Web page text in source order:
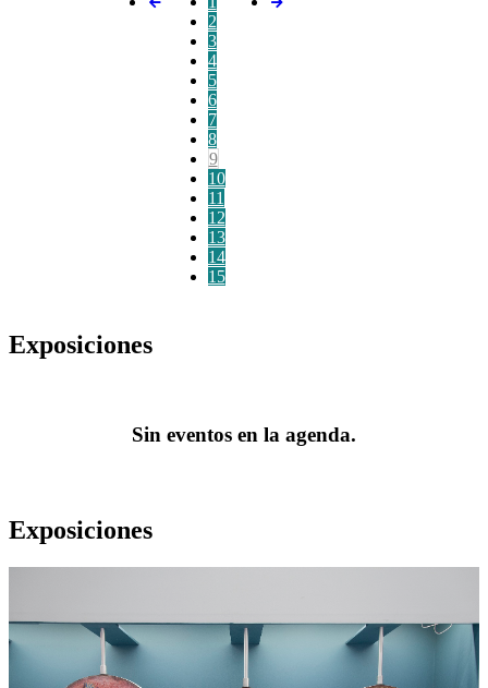
2
3
4
5
6
7
8
9
10
11
12
13
14
15
Exposiciones
Sin eventos en la agenda.
Exposiciones